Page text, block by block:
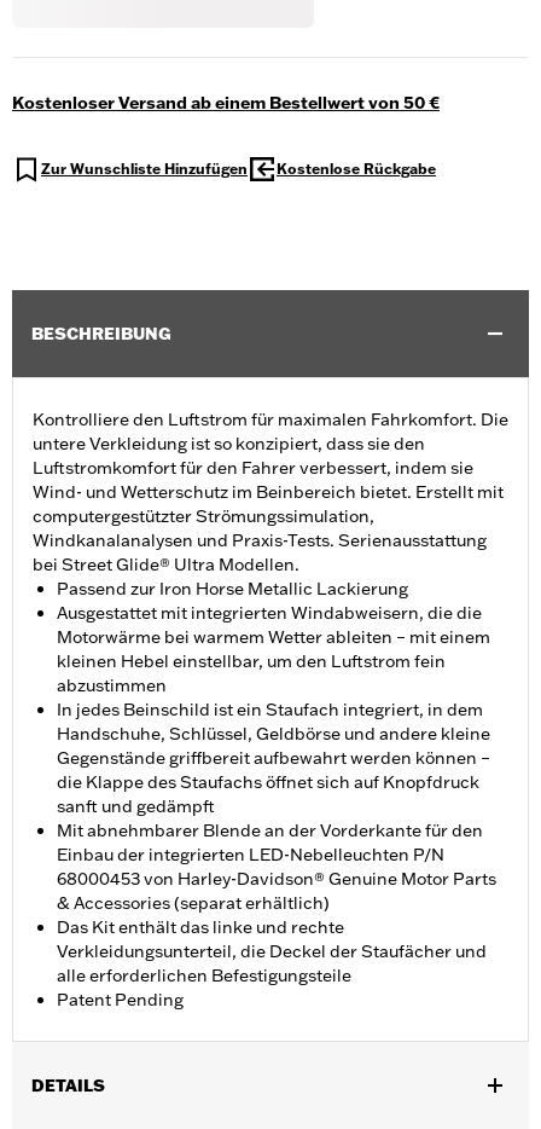
Kostenloser Versand ab einem Bestellwert von 50 €
Zur Wunschliste Hinzufügen Kostenlose Rückgabe
BESCHREIBUNG
Kontrolliere den Luftstrom für maximalen Fahrkomfort. Die
untere Verkleidung ist so konzipiert, dass sie den
Luftstromkomfort für den Fahrer verbessert, indem sie
Wind- und Wetterschutz im Beinbereich bietet. Erstellt mit
computergestützter Strömungssimulation,
Windkanalanalysen und Praxis-Tests. Serienausstattung
bei Street Glide® Ultra Modellen.
Passend zur Iron Horse Metallic Lackierung
Ausgestattet mit integrierten Windabweisern, die die
Motorwärme bei warmem Wetter ableiten – mit einem
kleinen Hebel einstellbar, um den Luftstrom fein
abzustimmen
In jedes Beinschild ist ein Staufach integriert, in dem
Handschuhe, Schlüssel, Geldbörse und andere kleine
Gegenstände griffbereit aufbewahrt werden können –
die Klappe des Staufachs öffnet sich auf Knopfdruck
sanft und gedämpft
Mit abnehmbarer Blende an der Vorderkante für den
Einbau der integrierten LED-Nebelleuchten P/N
68000453 von Harley-Davidson® Genuine Motor Parts
& Accessories (separat erhältlich)
Das Kit enthält das linke und rechte
Verkleidungsunterteil, die Deckel der Staufächer und
alle erforderlichen Befestigungsteile
Patent Pending
DETAILS